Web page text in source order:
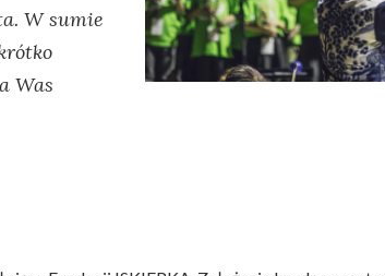
W sumie
Was